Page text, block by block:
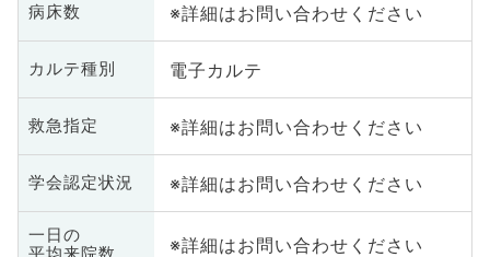
病床数 ※詳細はお問い合わせください
カルテ種別 電子カルテ
救急指定 ※詳細はお問い合わせください
学会認定状況 ※詳細はお問い合わせください
一日の
※詳細はお問い合わせください